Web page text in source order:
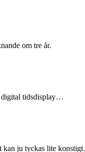
om tre år.
digital tidsdisplay…
kan ju tyckas lite konstigt.